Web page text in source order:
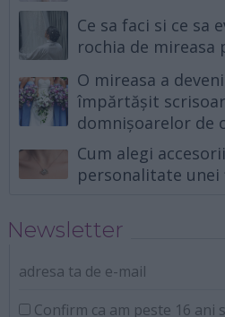
Ce sa faci si ce sa
rochia de mireasa
O mireasa a
împărtășit
domnișoarelor de
Cum alegi
personalitate
Newsletter
adresa ta de e-mail
Confirm ca am peste 16 ani